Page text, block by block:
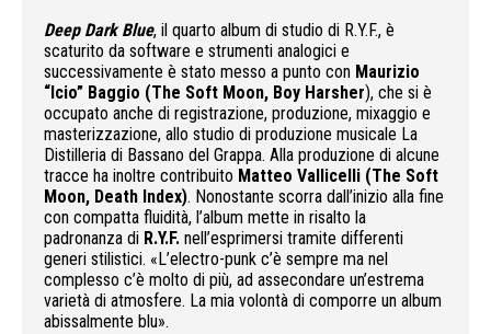
Deep Dark Blue, il quarto album di studio di R.Y.F., è
scaturito da software e strumenti analogici e
successivamente è stato messo a punto con Maurizio
“Icio” Baggio (The Soft Moon, Boy Harsher), che si è
occupato anche di registrazione, produzione, mixaggio e
masterizzazione, allo studio di produzione musicale La
Distilleria di Bassano del Grappa. Alla produzione di alcune
tracce ha inoltre contribuito Matteo Vallicelli (The Soft
Moon, Death Index). Nonostante scorra dall’inizio alla fine
con compatta fluidità, l’album mette in risalto la
padronanza di R.Y.F. nell’esprimersi tramite differenti
generi stilistici. «L’electro-punk c’è sempre ma nel
complesso c’è molto di più, ad assecondare un’estrema
varietà di atmosfere. La mia volontà di comporre un album
abissalmente blu».